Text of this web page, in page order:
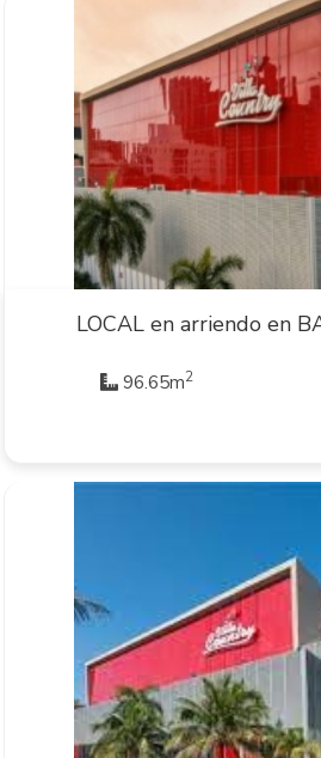
VER INMUEBLE
LOCAL en arriendo en
96.65m2
VER